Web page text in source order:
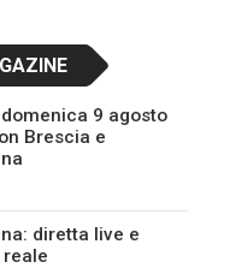
9 agosto
Brescia e
diretta live e